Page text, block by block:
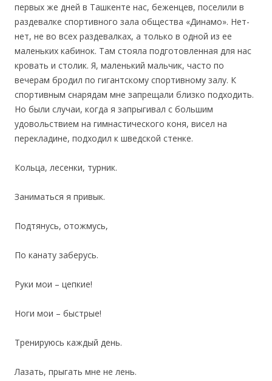
первых же дней в Ташкенте нас, беженцев, поселили в
раздевалке спортивного зала общества «Динамо». Нет-
нет, не во всех раздевалках, а только в одной из ее
маленьких кабинок. Там стояла подготовленная для нас
кровать и столик. Я, маленький мальчик, часто по
вечерам бродил по гигантскому спортивному залу. К
спортивным снарядам мне запрещали близко подходить.
Но были случаи, когда я запрыгивал с большим
удовольствием на гимнастического коня, висел на
перекладине, подходил к шведской стенке.
Кольца, лесенки, турник.
Заниматься я привык.
Подтянусь, отожмусь,
По канату заберусь.
Руки мои – цепкие!
Ноги мои – быстрые!
Тренируюсь каждый день.
Лазать, прыгать мне не лень.